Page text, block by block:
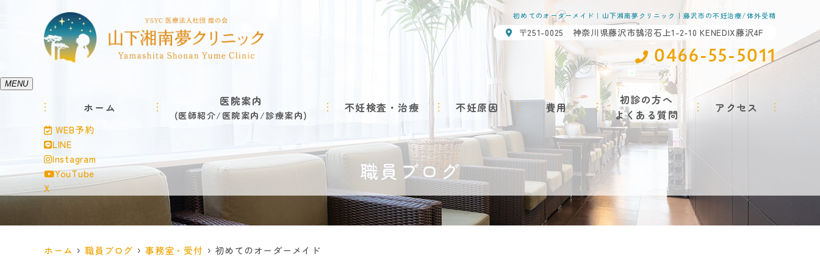
初めてのオーダーメイド｜山下湘南夢クリニック｜藤沢市の不妊治療/体外受精
〒251-0025 神奈川県藤沢市鵠沼石上1-2-10 KENEDIX藤沢4F
0466-55-5011
MENU
ホーム 医院案内
医師紹介 医院案内 診療案内
不妊検査・治療 不妊原因 費用
初診の方へ
よくある質問
アクセス
WEB予約
LINE
Instagram
YouTube
X
職員ブログ
ホーム 職員ブログ 事務室・受付 初めてのオーダーメイド